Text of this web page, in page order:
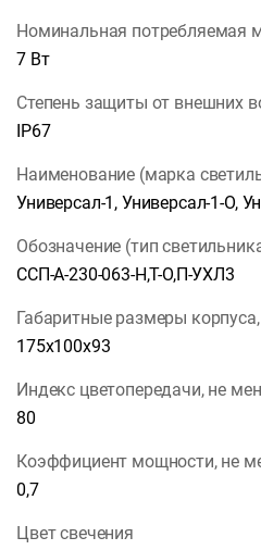
Номинальная потребляемая
7 Вт
Степень защиты от внешних
IP67
Наименование (марка
Универсал-1, Универсал-1-О,
Обозначение (тип
ССП-А-230-063-Н,Т-О,П-УХЛ3
Габаритные размеры
175х100х93
Индекс цветопередачи, не
80
Коэффициент мощности, не
0,7
Цвет свечения